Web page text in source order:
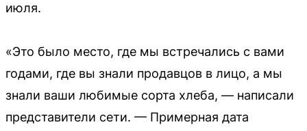
июля.
«Это было место, где мы встречались с вами
годами, где вы знали продавцов в лицо, а мы
знали ваши любимые сорта хлеба, — написали
представители сети. — Примерная дата